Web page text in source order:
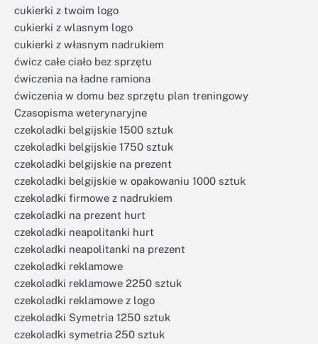
cukierki z twoim logo
cukierki z wlasnym logo
cukierki z własnym nadrukiem
ćwicz całe ciało bez sprzętu
ćwiczenia na ładne ramiona
ćwiczenia w domu bez sprzętu plan treningowy
Czasopisma weterynaryjne
czekoladki belgijskie 1500 sztuk
czekoladki belgijskie 1750 sztuk
czekoladki belgijskie na prezent
czekoladki belgijskie w opakowaniu 1000 sztuk
czekoladki firmowe z nadrukiem
czekoladki na prezent hurt
czekoladki neapolitanki hurt
czekoladki neapolitanki na prezent
czekoladki reklamowe
czekoladki reklamowe 2250 sztuk
czekoladki reklamowe z logo
czekoladki Symetria 1250 sztuk
czekoladki symetria 250 sztuk